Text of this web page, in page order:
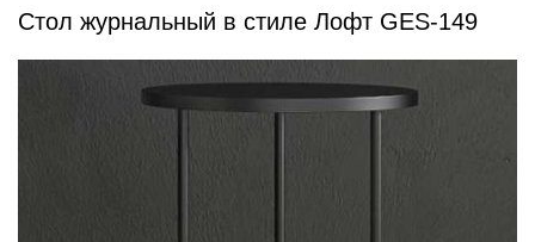
Стол журнальный в стиле Лофт GES-149